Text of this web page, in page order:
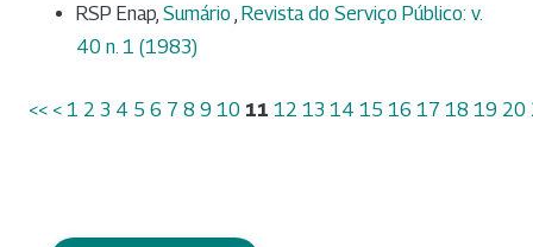
RSP Enap, Sumário Revista do Serviço Público: v.
40 n. 1 (1983)
<< < 1 2 3 4 5 6 7 8 9 10 11 12 13 14 15 16 17 18 19 20